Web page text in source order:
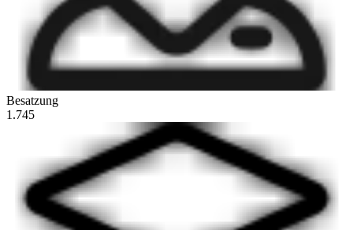
Besatzung
1.745